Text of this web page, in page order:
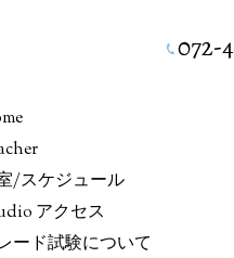
/スケジュール
アクセス
ード試験について